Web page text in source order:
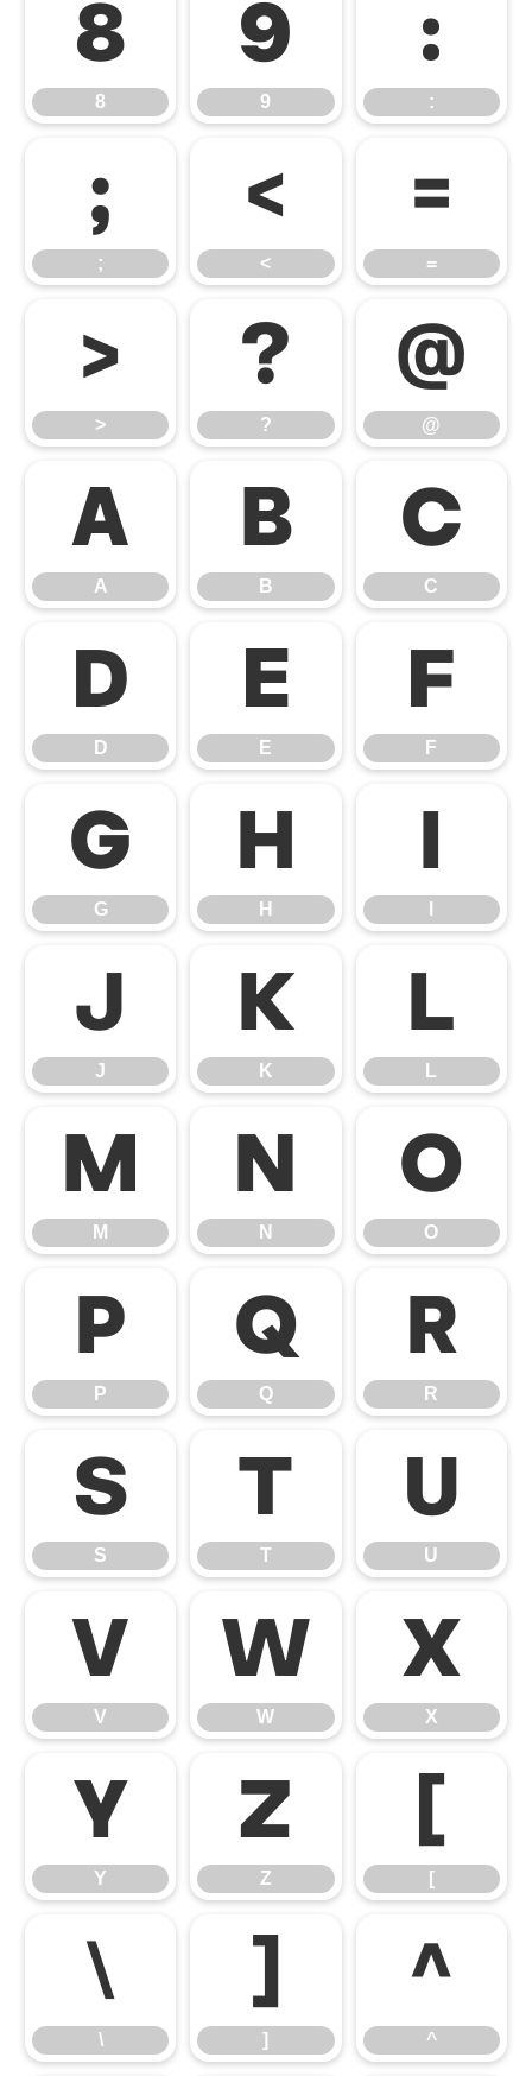
8
8
9
9
:
:
;
;
<
<
=
=
>
>
?
?
@
@
A
A
B
B
C
C
D
D
E
E
F
F
G
G
H
H
I
J
J
K
K
L
L
M
M
N
N
O
O
P
P
Q
Q
R
R
S
S
T
T
U
U
V
V
W
W
X
X
Y
Y
Z
Z
[
[
\
\
]
]
^
^